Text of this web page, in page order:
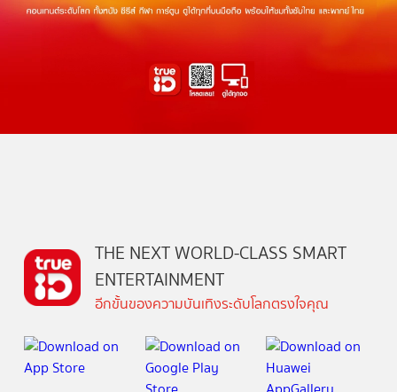
THE NEXT WORLD-CLASS SMART
ENTERTAINMENT
อีกขั้นของความบันเทิงระดับโลกตรงใจคุณ